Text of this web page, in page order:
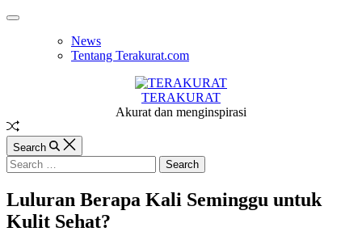
Skip
Off
News
Tentang Terakurat.com
TERAKURAT
Akurat dan menginspirasi
Random
Article
Search
Search
for:
Luluran Berapa Kali Seminggu untuk
Kulit Sehat?